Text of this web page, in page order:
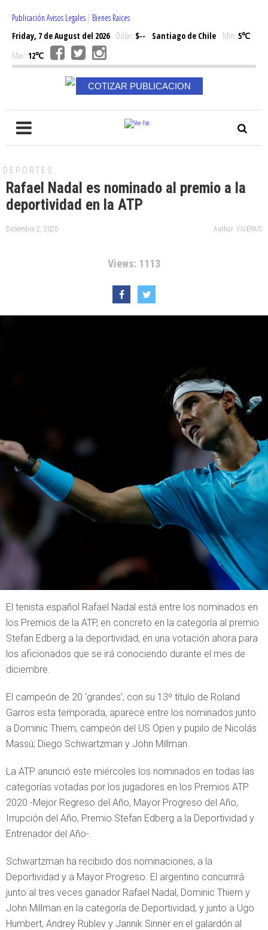
Publicación Avisos Legales | Bienes Raices
Friday, 7 de August del 2026Dólar: $-- Santiago de Chile Min: 5℃
Max: 12℃
COTIZAR PUBLICACION
DEPORTES
Rafael Nadal es nominado al premio a la
deportividad en la ATP
Diciembre 2, 2020 Author: VIVEPAIS
Views: 1113
El tenista español Rafael Nadal está entre los nominados en
los Premios de la ATP, en concreto en la categoría al premio
Stefan Edberg a la deportividad, en una votación ahora para
los aficionados que se irá conociendo durante el mes de
diciembre.
El campeón de 20 ‘grandes’, con su 13º título de Roland
Garros esta temporada, aparece entre los nominados junto
a Dominic Thiem, campeón del US Open y pupilo de Nicolás
Massú; Diego Schwartzman y John Millman.
La ATP anunció este miércoles los nominados en todas las
categorías votadas por los jugadores en los Premios ATP
2020 -Mejor Regreso del Año, Mayor Progreso del Año,
Irrupción del Año, Premio Stefan Edberg a la Deportividad y
Entrenador del Año-.
Schwartzman ha recibido dos nominaciones, a la
Deportividad y a Mayor Progreso. El argentino concurrirá
junto al tres veces ganador Rafael Nadal, Dominic Thiem y
John Millman en la categoría de Deportividad, y junto a Ugo
Humbert, Andrey Rublev y Jannik Sinner en el galardón al